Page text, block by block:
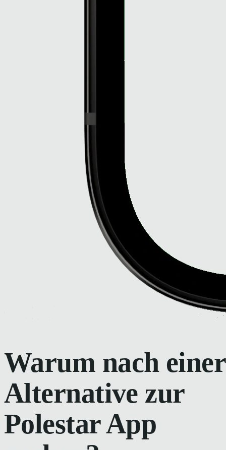
Warum nach einer
Alternative zur
Polestar App